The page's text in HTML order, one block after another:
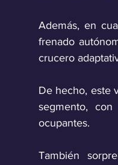
Además, en
frenado
crucero
De hecho, este
segmento,
ocupantes.
También